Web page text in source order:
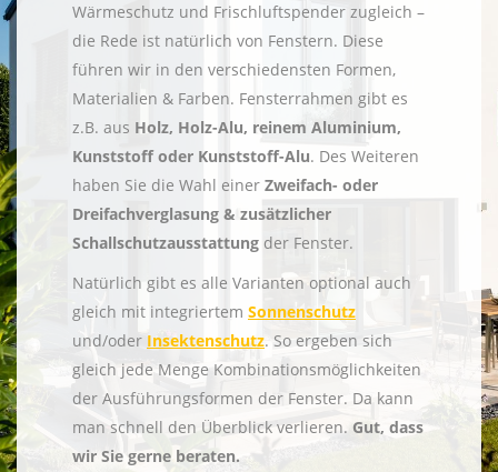
Wärmeschutz und Frischluftspender zugleich –
die Rede ist natürlich von Fenstern. Diese
führen wir in den verschiedensten Formen,
Materialien & Farben. Fensterrahmen gibt es
z.B. aus Holz, Holz-Alu, reinem Aluminium,
Kunststoff oder Kunststoff-Alu. Des Weiteren
haben Sie die Wahl einer Zweifach- oder
Dreifachverglasung & zusätzlicher
Schallschutzausstattung der Fenster.
Natürlich gibt es alle Varianten optional auch
gleich mit integriertem Sonnenschutz
und/oder Insektenschutz. So ergeben sich
gleich jede Menge Kombinationsmöglichkeiten
der Ausführungsformen der Fenster. Da kann
man schnell den Überblick verlieren. Gut, dass
wir Sie gerne beraten.